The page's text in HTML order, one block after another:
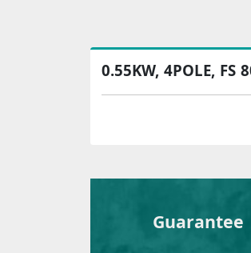
0.55KW, 4POLE, FS